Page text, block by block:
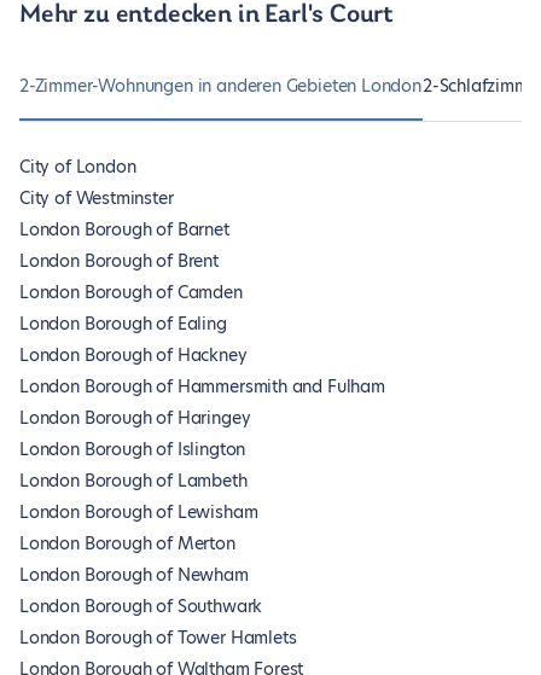
Mehr zu entdecken in Earl's Court
2-Zimmer-Wohnungen in anderen Gebieten London2-
City of London
City of Westminster
London Borough of Barnet
London Borough of Brent
London Borough of Camden
London Borough of Ealing
London Borough of Hackney
London Borough of Hammersmith and Fulham
London Borough of Haringey
London Borough of Islington
London Borough of Lambeth
London Borough of Lewisham
London Borough of Merton
London Borough of Newham
London Borough of Southwark
London Borough of Tower Hamlets
London Borough of Waltham Forest